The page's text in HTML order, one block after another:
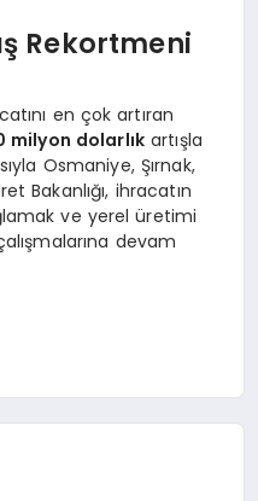
Rekortmeni
en çok artıran
milyon dolarlık artışla
Osmaniye, Şırnak,
Bakanlığı, ihracatın
ve yerel üretimi
devam